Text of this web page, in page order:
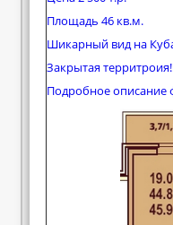
Площадь 46 кв.м.
Шикарный вид на
Закрытая
Подробное описание